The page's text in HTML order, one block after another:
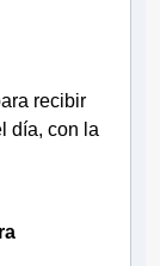
recibir
día, con la